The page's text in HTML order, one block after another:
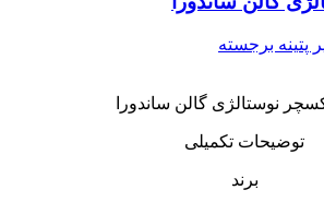
پتینه برجسته
نوستالژی گالن ساندورا
توضیحات تکمیلی
برند